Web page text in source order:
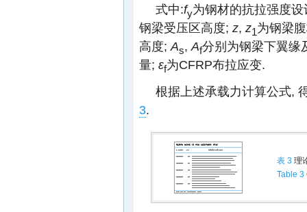
式中:fy为钢材的抗拉强度
钢梁受压区高度; z, z1为钢梁
高度; As, Af分别为钢梁下翼
量; εf为CFRP布拉应变.
根据上述承载力计算公式,
3.
表 3 理
Table 3